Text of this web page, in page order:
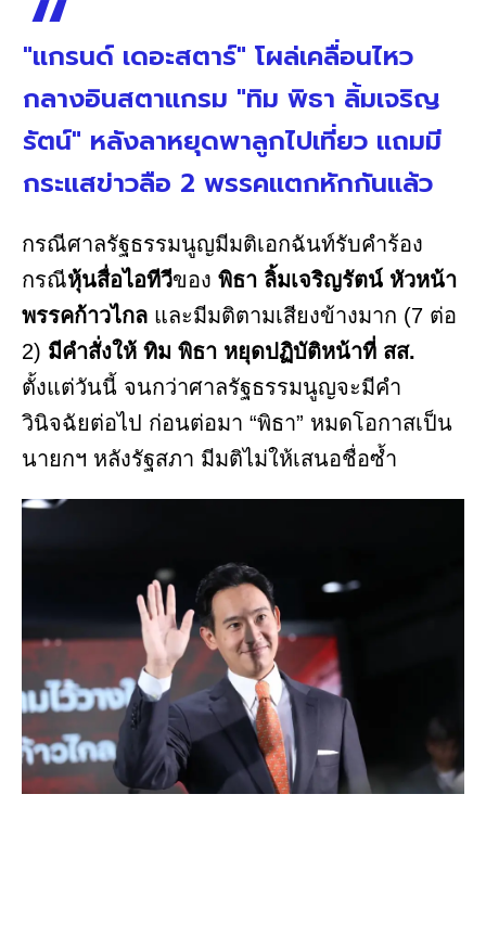
"แกรนด์ เดอะสตาร์" โผล่เคลื่อนไหว
กลางอินสตาแกรม "ทิม พิธา ลิ้มเจริญ
รัตน์" หลังลาหยุดพาลูกไปเที่ยว แถมมี
กระแสข่าวลือ 2 พรรคแตกหักกันแล้ว
กรณีศาลรัฐธรรมนูญมีมติเอกฉันท์รับคำร้อง
กรณีหุ้นสื่อไอทีวีของ พิธา ลิ้มเจริญรัตน์ หัวหน้า
พรรคก้าวไกล และมีมติตามเสียงข้างมาก (7 ต่อ
2) มีคำสั่งให้ ทิม พิธา หยุดปฏิบัติหน้าที่ สส.
ตั้งแต่วันนี้ จนกว่าศาลรัฐธรรมนูญจะมีคำ
วินิจฉัยต่อไป ก่อนต่อมา “พิธา” หมดโอกาสเป็น
นายกฯ หลังรัฐสภา มีมติไม่ให้เสนอชื่อซ้ำ